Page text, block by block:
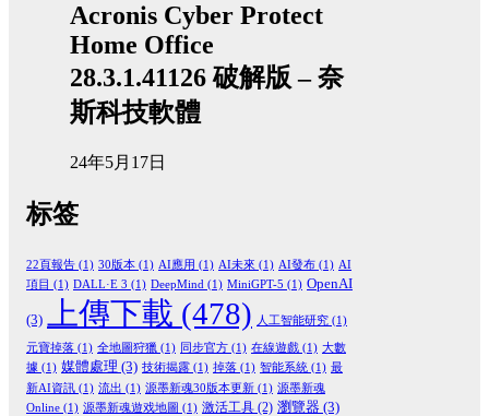
Acronis Cyber Protect
Home Office
28.3.1.41126 破解版 – 奈
斯科技軟體
24年5月17日
标签
22頁報告 (1) 30版本 (1) AI應用 (1) AI未來 (1) AI發布 (1) AI
項目 (1) DALL·E 3 (1) DeepMind (1) MiniGPT-5 (1) OpenAI
(3) 上傳下載 (478) 人工智能研究 (1)
元寶掉落 (1) 全地圖狩獵 (1) 同步官方 (1) 在線遊戲 (1) 大數
據 (1) 媒體處理 (3) 技術揭露 (1) 掉落 (1) 智能系統 (1) 最
新AI資訊 (1) 流出 (1) 源墨新魂30版本更新 (1) 源墨新魂
Online (1) 源墨新魂遊戏地圖 (1) 激活工具 (2) 瀏覽器 (3)